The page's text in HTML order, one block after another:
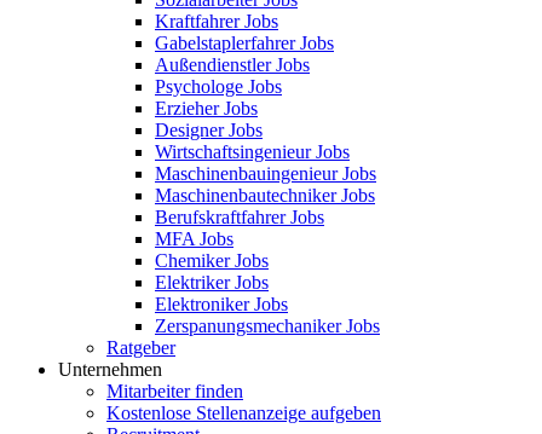
Kraftfahrer Jobs
Gabelstaplerfahrer Jobs
Außendienstler Jobs
Psychologe Jobs
Erzieher Jobs
Designer Jobs
Wirtschaftsingenieur Jobs
Maschinenbauingenieur Jobs
Maschinenbautechniker Jobs
Berufskraftfahrer Jobs
MFA Jobs
Chemiker Jobs
Elektriker Jobs
Elektroniker Jobs
Zerspanungsmechaniker Jobs
Ratgeber
Unternehmen
Mitarbeiter finden
Kostenlose Stellenanzeige aufgeben